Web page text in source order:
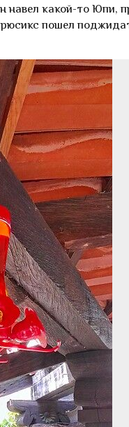
навел какой-то Юпи,
пошел